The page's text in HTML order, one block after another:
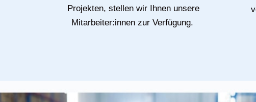
Projekten, stellen wir Ihnen unsere
Mitarbeiter:innen zur Verfügung.